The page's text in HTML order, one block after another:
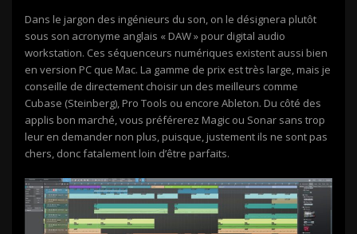
Dans le jargon des ingénieurs du son, on le désignera plutôt
sous son acronyme anglais « DAW » pour digital audio
workstation. Ces séquenceurs numériques existent aussi bien
en version PC que Mac. La gamme de prix est très large, mais je
conseille de directement choisir un des meilleurs comme
Cubase (Steinberg), Pro Tools ou encore Ableton. Du côté des
applis bon marché, vous préférerez Magic ou Sonar sans trop
leur en demander non plus, puisque, justement ils ne sont pas
chers, donc fatalement loin d’être parfaits.